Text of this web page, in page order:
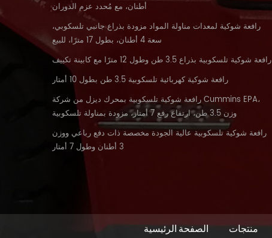
أطنان، مع مُحدد عزم الدوران
رافعة شوكية لمعدات مناولة المواد مزودة بذراع جانبي تلسكوبي،
سعة 4 أطنان، بطول 17 مترًا، للبيع
رافعة شوكية تلسكوبية بذراع 3.5 طن وطول 12 مترًا مع كابينة تكييف
رافعة شوكية كهربائية تلسكوبية 3.5 طن بطول 10 أمتار
رافعة شوكية تلسكوبية بمحرك ديزل من شركة Cummins EPA،
وزن 3.5 طن، ارتفاع رفع 7 أمتار، مزودة بمناولة تلسكوبية
رافعة شوكية تلسكوبية عالية الجودة مخصصة ذات دفع رباعي ووزن
3 أطنان وطول 7 أمتار
الصفحة الرئيسية منتجات